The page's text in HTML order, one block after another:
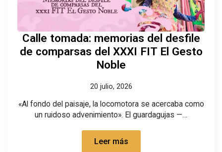
Calle tomada: memorias del desfile
de comparsas del XXXI FIT El Gesto
Noble
20 julio, 2026
«Al fondo del paisaje, la locomotora se acercaba como
un ruidoso advenimiento». El guardagujas —…
Leer más